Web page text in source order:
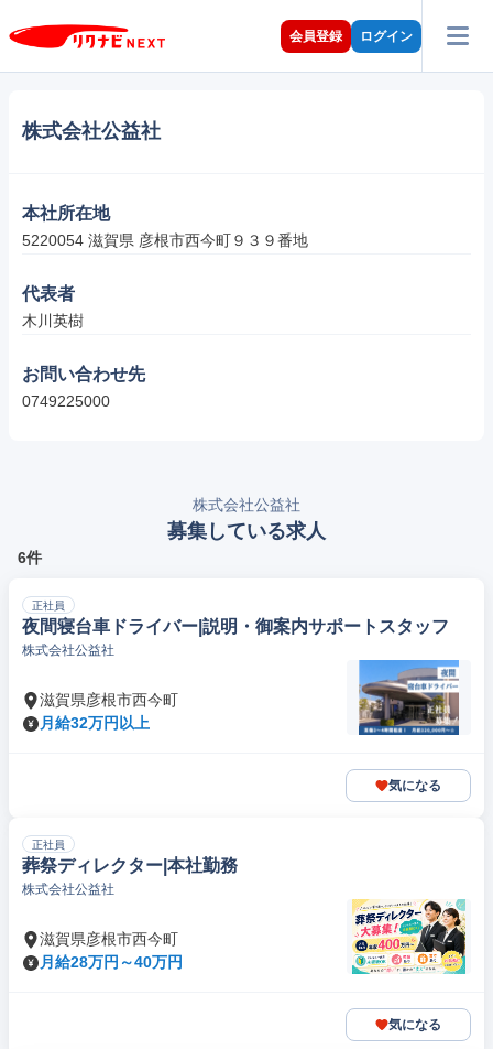
会員登録 ログイン
株式会社公益社
本社所在地
5220054 滋賀県 彦根市西今町９３９番地
代表者
木川英樹
お問い合わせ先
0749225000
株式会社公益社
募集している求人
6件
正社員
夜間寝台車ドライバー|説明・御案内サポートスタッフ
株式会社公益社
滋賀県彦根市西今町
月給32万円以上
気になる
正社員
葬祭ディレクター|本社勤務
株式会社公益社
滋賀県彦根市西今町
月給28万円～40万円
気になる